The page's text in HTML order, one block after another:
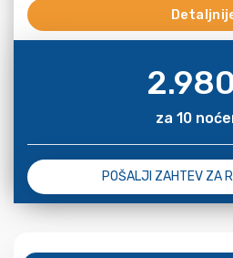
2.980
za 10
POŠALJI ZAHTEV ZA